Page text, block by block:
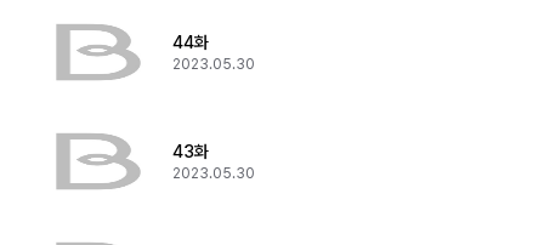
44화
2023.05.30
43화
2023.05.30